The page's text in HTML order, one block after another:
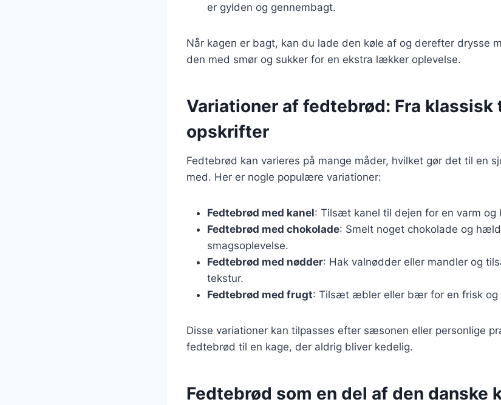
er gylden og gennembagt.
Når kagen er bagt, kan du lade den køle af og derefter drysse
den med smør og sukker for en ekstra lækker oplevelse.
Variationer af fedtebrød: Fra klassisk
opskrifter
Fedtebrød kan varieres på mange måder, hvilket gør det til en
med. Her er nogle populære variationer:
Fedtebrød med kanel: Tilsæt kanel til dejen for en varm og
Fedtebrød med chokolade: Smelt noget chokolade og
smagsoplevelse.
Fedtebrød med nødder: Hak valnødder eller mandler og
tekstur.
Fedtebrød med frugt: Tilsæt æbler eller bær for en frisk og
Disse variationer kan tilpasses efter sæsonen eller personlige
fedtebrød til en kage, der aldrig bliver kedelig.
Fedtebrød som en del af den danske